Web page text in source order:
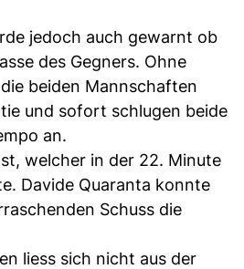
jedoch auch gewarnt ob
des Gegners. Ohne
beiden Mannschaften
und sofort schlugen beide
an.
welcher in der 22. Minute
Davide Quaranta konnte
Schuss die
liess sich nicht aus der